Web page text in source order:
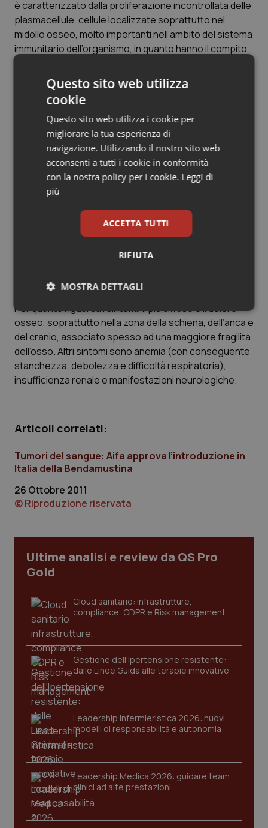
Salute orale & impianti
Sangue & coagulazione
Tiroide
Tumore al seno
Tumore ovarico
Tumori del Polmone & Testa Collo
Tumori gastrointestinali
Ulcera & Reflusso
è caratterizzato dalla proliferazione incontrollata delle
plasmacellule, cellule localizzate soprattutto nel
midollo osseo, molto importanti nell’ambito del sistema
immunitario dell’organismo, in quanto hanno il compito
loro crescita anomala può creare problemi anche ad
altre cellule ematiche (globuli bianchi, globuli rossi e
piastrine) e comportare quindi anemia, difetti nella
coagulazione e indebolimento delle difese immunitarie.
Inoltre, i pazienti colpiti da questo tipo di tumore sono
spesso soggetti a fratture ossee, in quanto le cellule
del mieloma producono una sostanza che stimola gli
osteoclasti, responsabile della distruzione del tessuto
Si tratta di un tumore tipico dell’età avanzata (oltre 2/3
delle diagnosi riguardano persone con più di 65 anni),
con una maggiore diffusione nel sesso maschile. I
se recenti studi hanno evidenziato la presenza di
aberrazioni cromosomiche e di alcuni specifici geni.
Per quanto riguarda i sintomi, il più diffuso è il dolore
osseo, soprattutto nella zona della schiena, dell’anca e
del cranio, associato spesso ad una maggiore fragilità
dell’osso. Altri sintomi sono anemia (con conseguente
stanchezza, debolezza e difficoltà respiratoria),
insufficienza renale e manifestazioni neurologiche.
Articoli correlati:
Tumori del sangue: Aifa approva l’introduzione in
Italia della Bendamustina
26 Ottobre 2011
© Riproduzione riservata
Ultime analisi e review da QS Pro
Gold
Cloud sanitario: infrastrutture,
compliance, GDPR e Risk management
Gestione dell'Ipertensione resistente:
dalle Linee Guida alle terapie innovative
Leadership Infermieristica 2026: nuovi
modelli di responsabilità e autonomia
Leadership Medica 2026: guidare team
clinici ad alte prestazioni
Questo sito web utilizza
cookie
Questo sito web utilizza i cookie per
migliorare la tua esperienza di
navigazione. Utilizzando il nostro sito web
acconsenti a tutti i cookie in conformità
con la nostra policy per i cookie. Leggi di
più
ACCETTA TUTTI
RIFIUTA
MOSTRA DETTAGLI
Necessari Statistici Marketing
sito web abilitandone funzionalità di base quali la
funzionare correttamente senza questi cookie.
VISITOR_PRIVACY_METADATA
CookieScriptConsent